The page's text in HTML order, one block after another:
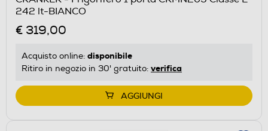
242 lt-BIANCO
€ 319,00
Acquisto online: disponibile
Ritiro in negozio in 30' gratuito: verifica
AGGIUNGI